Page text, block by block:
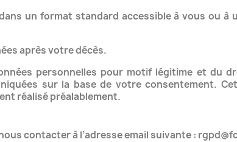
un format standard accessible à vous ou à
après votre décès.
personnelles pour motif légitime et du
sur la base de votre consentement.
réalisé préalablement.
contacter à l’adresse email suivante :